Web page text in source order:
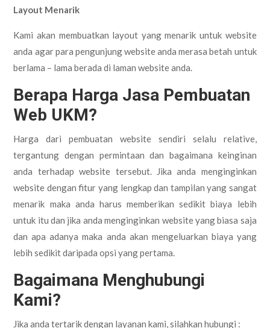
Layout Menarik
Kami akan membuatkan layout yang menarik untuk website
anda agar para pengunjung website anda merasa betah untuk
berlama – lama berada di laman website anda.
Berapa Harga Jasa Pembuatan
Web UKM?
Harga dari pembuatan website sendiri selalu relative,
tergantung dengan permintaan dan bagaimana keinginan
anda terhadap website tersebut. Jika anda menginginkan
website dengan fitur yang lengkap dan tampilan yang sangat
menarik maka anda harus memberikan sedikit biaya lebih
untuk itu dan jika anda menginginkan website yang biasa saja
dan apa adanya maka anda akan mengeluarkan biaya yang
lebih sedikit daripada opsi yang pertama.
Bagaimana Menghubungi
Kami?
Jika anda tertarik dengan layanan kami, silahkan hubungi :